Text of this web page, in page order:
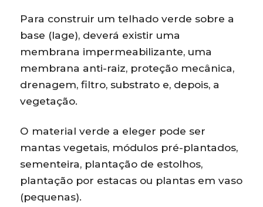
Para construir um telhado verde sobre a
base (lage), deverá existir uma
membrana impermeabilizante, uma
membrana anti-raiz, proteção mecânica,
drenagem, filtro, substrato e, depois, a
vegetação.
O material verde a eleger pode ser
mantas vegetais, módulos pré-plantados,
sementeira, plantação de estolhos,
plantação por estacas ou plantas em vaso
(pequenas).